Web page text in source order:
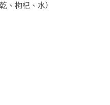
、枸杞、水）